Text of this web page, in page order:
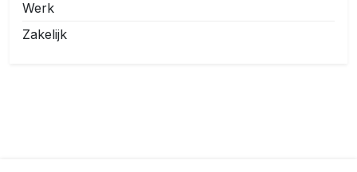
Werk
Zakelijk